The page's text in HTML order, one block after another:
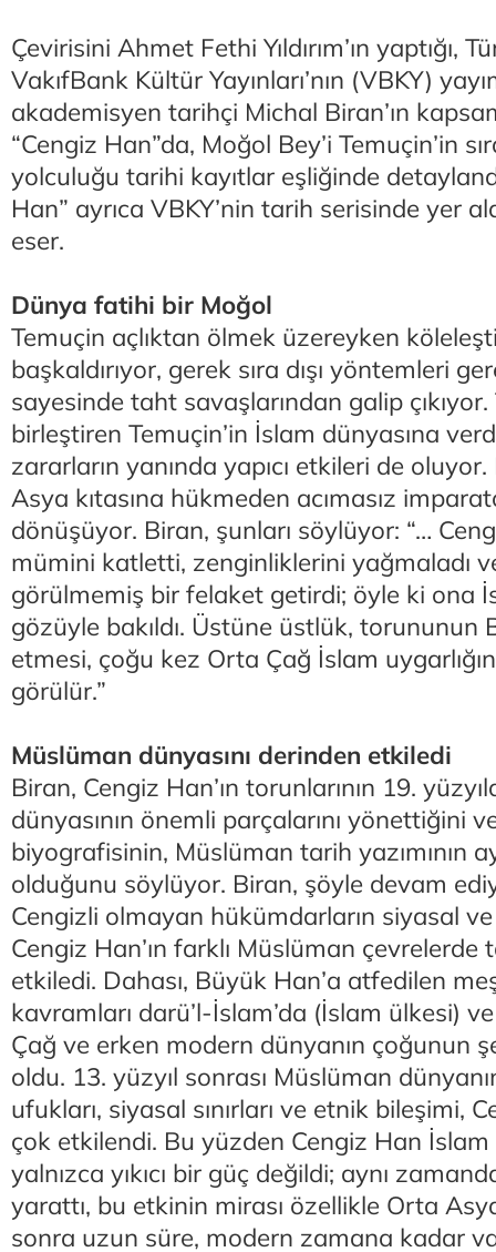
Çevirisini Ahmet Fethi Yıldırım’ın yaptığı,
VakıfBank Kültür Yayınları’nın (VBKY)
akademisyen tarihçi Michal Biran’ın
“Cengiz Han”da, Moğol Bey’i Temuçin’in
yolculuğu tarihi kayıtlar eşliğinde
Han” ayrıca VBKY’nin tarih serisinde yer
eser.
Dünya fatihi bir Moğol
Temuçin açlıktan ölmek üzereyken
başkaldırıyor, gerek sıra dışı yöntemleri
sayesinde taht savaşlarından galip
birleştiren Temuçin’in İslam dünyasına
zararların yanında yapıcı etkileri de
Asya kıtasına hükmeden acımasız
dönüşüyor. Biran, şunları söylüyor: “…
mümini katletti, zenginliklerini yağmaladı
görülmemiş bir felaket getirdi; öyle ki ona
gözüyle bakıldı. Üstüne üstlük, torununun
etmesi, çoğu kez Orta Çağ İslam
görülür.”
Müslüman dünyasını derinden etkiledi
Biran, Cengiz Han’ın torunlarının 19.
dünyasının önemli parçalarını yönettiğini
biyografisinin, Müslüman tarih yazımının
olduğunu söylüyor. Biran, şöyle devam
Cengizli olmayan hükümdarların siyasal
Cengiz Han’ın farklı Müslüman
etkiledi. Dahası, Büyük Han’a atfedilen
kavramları darü’l-İslam’da (İslam ülkesi)
Çağ ve erken modern dünyanın çoğunun
oldu. 13. yüzyıl sonrası Müslüman
ufukları, siyasal sınırları ve etnik bileşimi,
çok etkilendi. Bu yüzden Cengiz Han İslam
yalnızca yıkıcı bir güç değildi; aynı
yarattı, bu etkinin mirası özellikle Orta
sonra uzun süre, modern zamana kadar